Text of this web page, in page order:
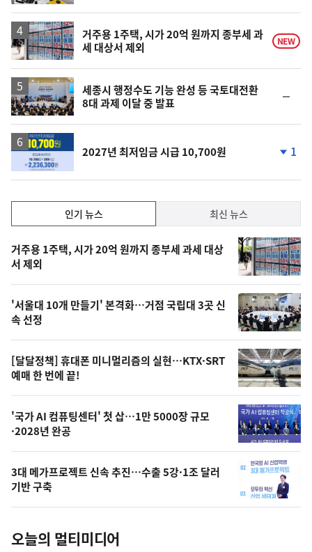
거주용 1주택, 시가 20억 원까지 종부세 과
세 대상서 제외
NEW
세종시 행정수도 기능 완성 등 국토대전환
8대 과제 이달 중 발표
일
2027년 최저임금 시급 10,700원
락
1
기,
최
신,
오
늘
의
영
상
오
늘
사
진
인기 뉴스 최신 뉴스
기
뉴
스
거주용 1주택, 시가 20억 원까지 종부세 과세 대상
서 제외
'서울대 10개 만들기' 본격화…거점 국립대 3곳 신
속 선정
[달달정책] 휴대폰 미니멀리즘의 실현…KTX·SRT
예매 한 번에 끝!
'국가 AI 컴퓨팅센터' 첫 삽…1만 5000장 규모
·2028년 완공
3대 메가프로젝트 신속 추진…수출 5강·1조 달러
기반 구축
오늘의 멀티미디어